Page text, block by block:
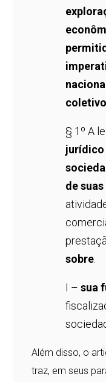
§ 1º A
jurídico
de
sobre:
I –sua
Além disso, o
traz, em seus